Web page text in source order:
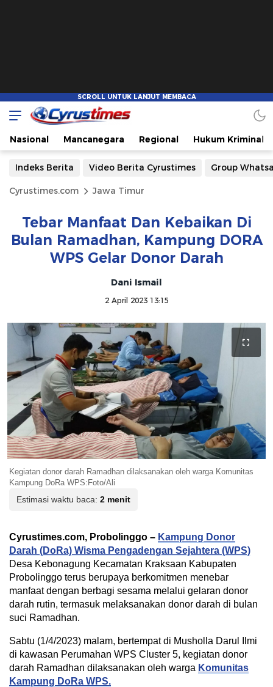
Nasional Mancanegara Regional Hukum Kriminal
Indeks Berita Video Berita Cyrustimes Group
Cyrustimes.com Jawa Timur
Tebar Manfaat Dan Kebaikan Di
Bulan Ramadhan, Kampung DORA
WPS Gelar Donor Darah
Dani Ismail
2 April 2023 13:15
Kegiatan donor darah Ramadhan dilaksanakan oleh warga Komunitas
Kampung DoRa WPS:Foto/Ali
Estimasi waktu baca: 2 menit
Cyrustimes.com, Probolinggo – Kampung Donor
Darah (DoRa) Wisma Pengadengan Sejahtera (WPS)
Desa Kebonagung Kecamatan Kraksaan Kabupaten
Probolinggo terus berupaya berkomitmen menebar
manfaat dengan berbagi sesama melalui gelaran donor
darah rutin, termasuk melaksanakan donor darah di bulan
suci Ramadhan.
Sabtu (1/4/2023) malam, bertempat di Musholla Darul Ilmi
di kawasan Perumahan WPS Cluster 5, kegiatan donor
darah Ramadhan dilaksanakan oleh warga Komunitas
Kampung DoRa WPS.